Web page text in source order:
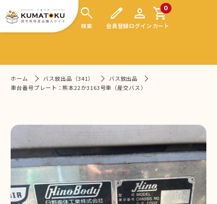
search
検索
edit
会員登録
person
ログイン
0
shopping_cart
カート
ホーム バス放出品（341）
バス放出品
車台番号プレート：熊本22か3163号車（産交バス）